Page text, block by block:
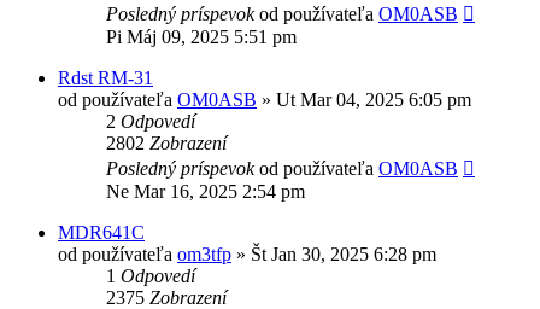
Posledný príspevokod používateľa OM0ASB
Pi Máj 09, 2025 5:51 pm
Rdst RM-31
od používateľa OM0ASB » Ut Mar 04, 2025 6:05 pm
2 Odpovedí
2802 Zobrazení
Posledný príspevokod používateľa OM0ASB
Ne Mar 16, 2025 2:54 pm
MDR641C
od používateľa om3tfp » Št Jan 30, 2025 6:28 pm
1 Odpovedí
2375 Zobrazení